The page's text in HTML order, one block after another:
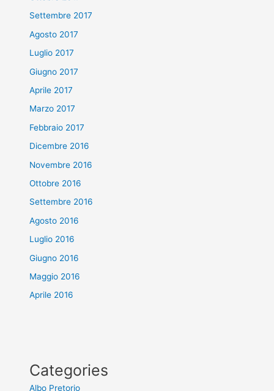
Settembre 2017
Agosto 2017
Luglio 2017
Giugno 2017
Aprile 2017
Marzo 2017
Febbraio 2017
Dicembre 2016
Novembre 2016
Ottobre 2016
Settembre 2016
Agosto 2016
Luglio 2016
Giugno 2016
Maggio 2016
Aprile 2016
Categories
Albo Pretorio